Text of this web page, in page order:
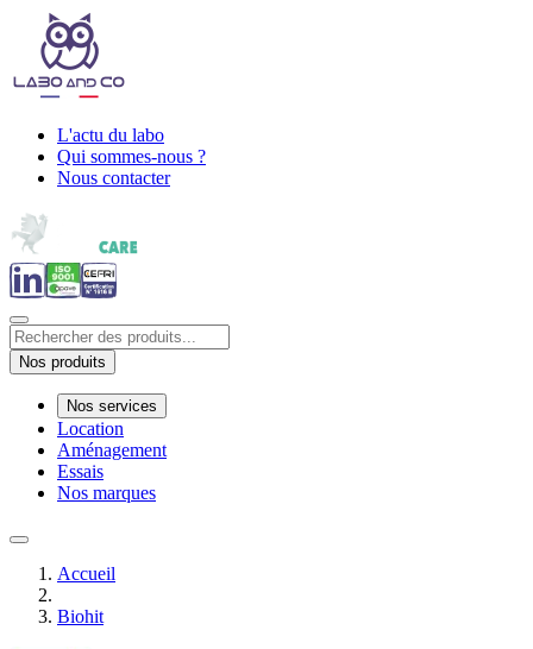
L'actu du labo
Qui sommes-nous ?
Nous contacter
Nos produits
Nos services
Location
Aménagement
Essais
Nos marques
Accueil
Biohit